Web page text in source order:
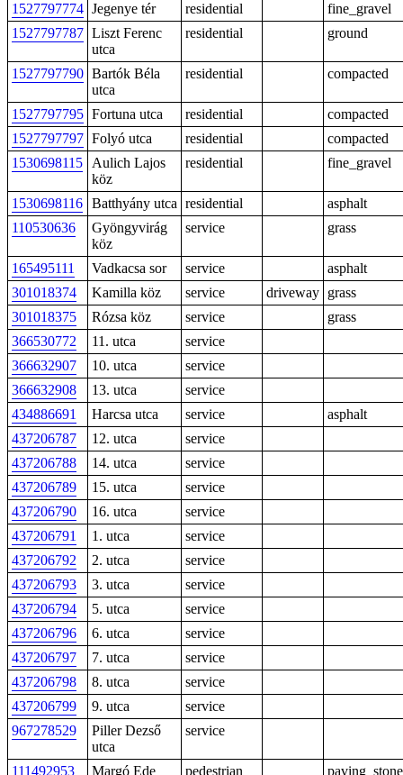
1527797774 Jegenye tér residential
fine_gravel
1527797787 Liszt Ferenc
utca
residential ground
1527797790 Bartók Béla
utca
residential compacted
1527797795 Fortuna utca residential
compacted
1527797797 Folyó utca residential
compacted
1530698115
Aulich Lajos
köz
residential fine_gravel
1530698116 Batthyány utca residential
asphalt
110530636
Gyöngyvirág
köz
service grass
165495111 Vadkacsa sor service
asphalt
301018374
Kamilla köz service driveway grass
301018375
Rózsa köz service
grass
366530772
11. utca
service
366632907
10. utca
service
366632908
13. utca
service
434886691
Harcsa utca service
asphalt
437206787
12. utca
service
437206788
14. utca
service
437206789
15. utca
service
437206790
16. utca
service
437206791
1. utca
service
437206792
2. utca
service
437206793
3. utca
service
437206794
5. utca
service
437206796
6. utca
service
437206797
7. utca
service
437206798
8. utca
service
437206799
9. utca
service
967278529
Piller Dezső
utca
service
111492953 Margó Ede pedestrian